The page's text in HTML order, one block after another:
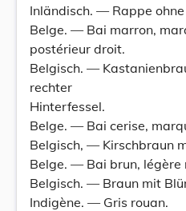
Inländisch. — Rappe
Belge. — Bai marron,
postérieur droit.
Belgisch. —
rechter
Hinterfessel.
Belge. — Bai cerise,
Belgisch, — Kirschbraun
Belge. — Bai brun, légère
Belgisch. — Braun mit
Indigène. — Gris rouan.